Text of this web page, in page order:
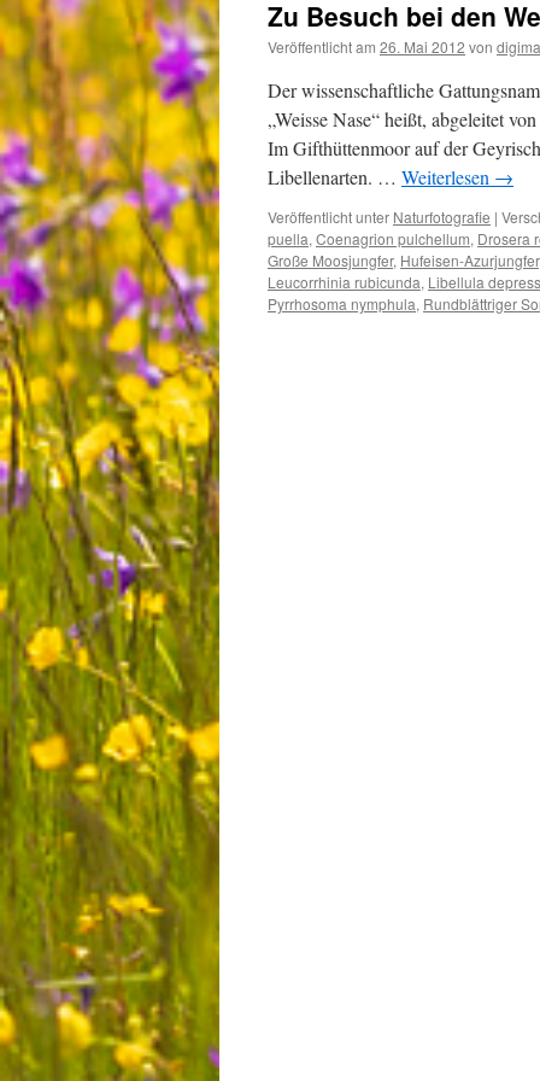
Sommer
Zu Besuch bei den
Veröffentlicht am 26. Mai 2012 von
Der wissenschaftliche
„Weisse Nase“ heißt, abgeleitet
Im Gifthüttenmoor auf der
Libellenarten. … Weiterlesen →
Veröffentlicht unter Naturfotografie |
puella, Coenagrion pulchellum, Drosera
Große Moosjungfer, Hufeisen-Azurjungfer,
Leucorrhinia rubicunda, Libellula
Pyrrhosoma nymphula, Rundblättriger